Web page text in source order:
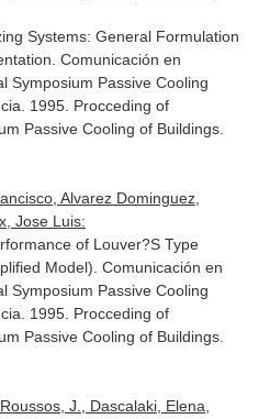
Systems: General Formulation
Comunicación en
Symposium Passive Cooling
1995. Procceding of
Passive Cooling of Buildings.
Alvarez Dominguez,
Jose Luis:
of Louver?S Type
Model). Comunicación en
Symposium Passive Cooling
1995. Procceding of
Passive Cooling of Buildings.
J., Dascalaki, Elena,